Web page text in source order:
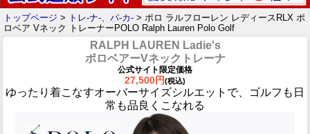
トップページ > トレ-ナ-、パ-カ- > ポロ ラルフローレン レディースRLX ポ
ロベア Vネック トレーナーPOLO Ralph Lauren Polo Golf
RALPH LAUREN Ladie's
ポロベアーVネックトレーナ
公式サイト限定価格
27,500円(税込)
ゆったり着こなすオーバーサイズシルエットで、ゴルフも日
常も品良くこなれる